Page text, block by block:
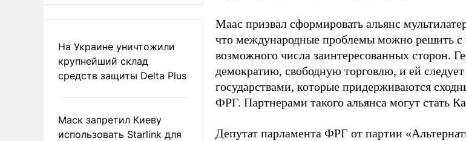
На Украине уничтожили
крупнейший склад
средств защиты Delta Plus
Маск запретил Киеву
использовать Starlink для
Маас призвал сформировать альянс
что международные проблемы можно решить с
возможного числа заинтересованных сторон.
демократию, свободную торговлю, и ей следует
государствами, которые придерживаются
ФРГ. Партнерами такого альянса могут
Депутат парламента ФРГ от партии